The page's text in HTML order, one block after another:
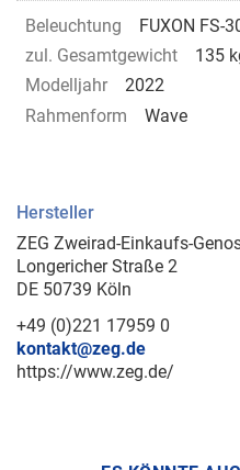
Beleuchtung
FUXON FS-
zul. Gesamtgewicht
135
Modelljahr
2022
Rahmenform
Wave
Hersteller
ZEG Zweirad-Einkaufs-
Longericher Straße 2
DE 50739 Köln
+49 (0)221 17959 0
kontakt@zeg.de
https://www.zeg.de/